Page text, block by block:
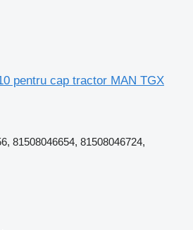
pentru cap tractor MAN TGX
81508046654, 81508046724,